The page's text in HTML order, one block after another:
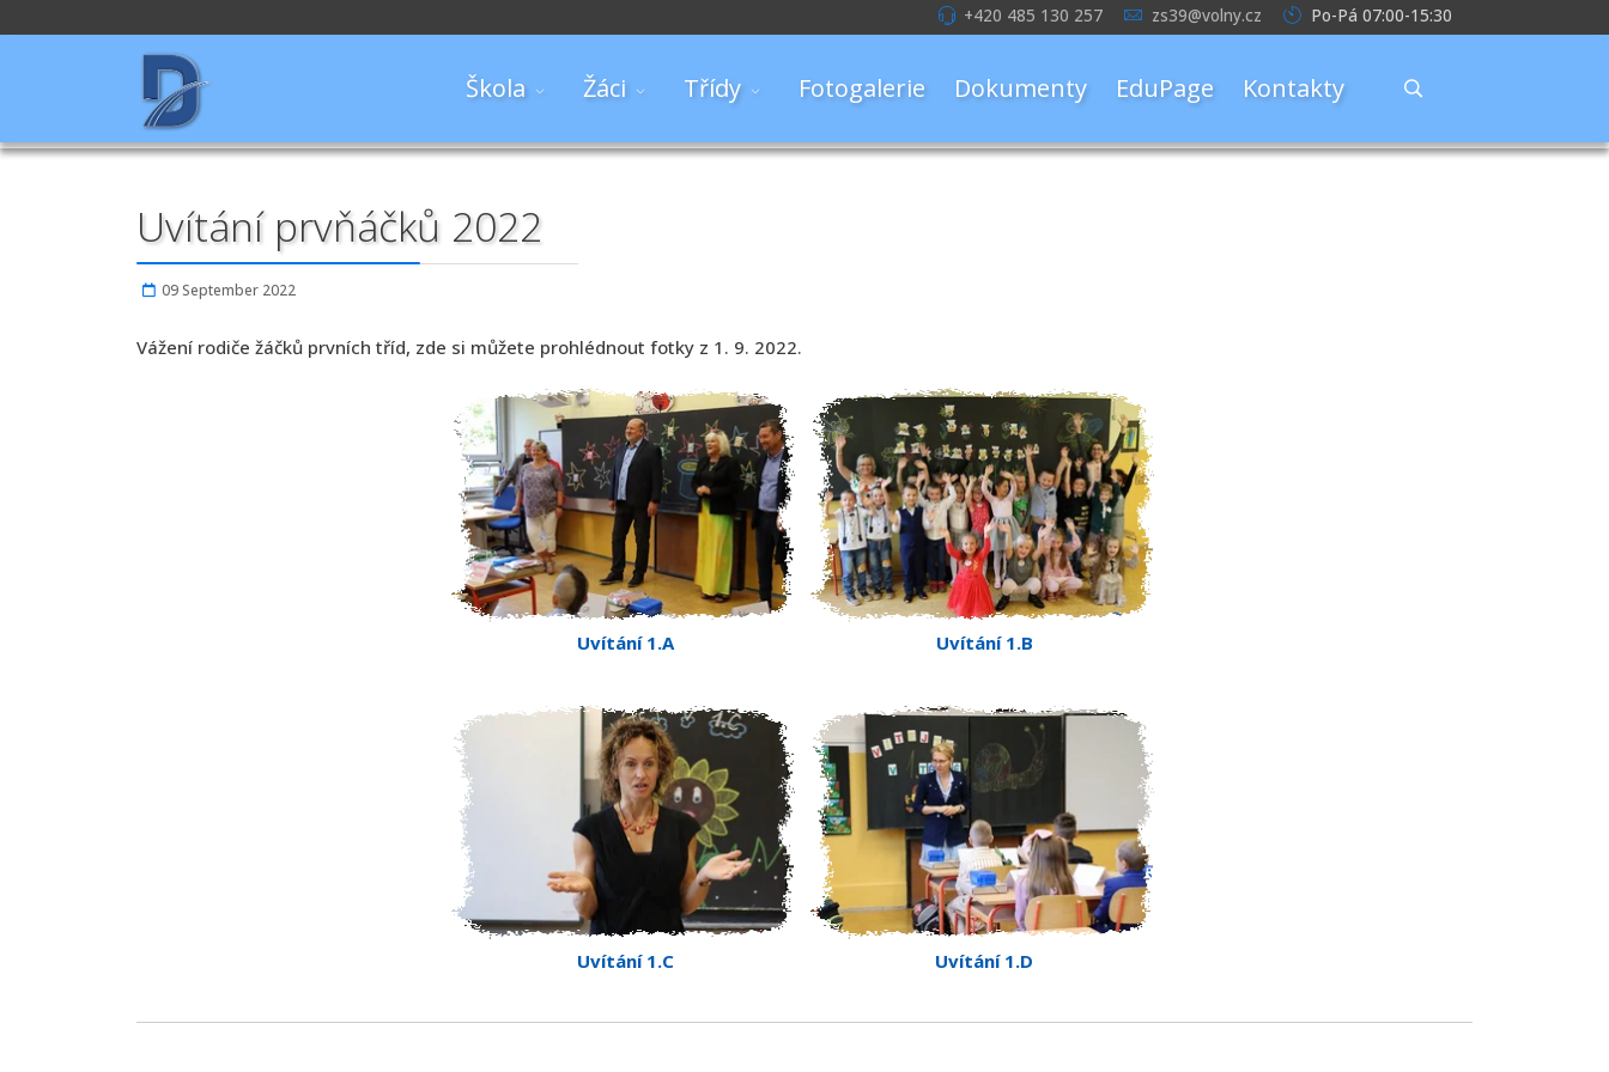
+420 485 130 257 zs39@volny.cz Po-Pá 07:00-15:30
Škola Žáci Třídy Fotogalerie Dokumenty EduPage Kontakty
Uvítání prvňáčků 2022
09 September 2022
Vážení rodiče žáčků prvních tříd, zde si můžete prohlédnout fotky z 1. 9. 2022.
Uvítání 1.A Uvítání 1.B
Uvítání 1.C Uvítání 1.D